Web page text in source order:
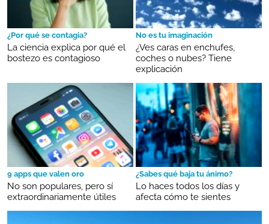
¿Por qué se contagia?
La ciencia explica por qué el
bostezo es contagioso
No es tu imaginación
¿Ves caras en enchufes,
coches o nubes? Tiene
explicación
9 apps que valen oro
No son populares, pero sí
extraordinariamente útiles
¿Sabes qué baja tu ánimo?
Lo haces todos los días y
afecta cómo te sientes